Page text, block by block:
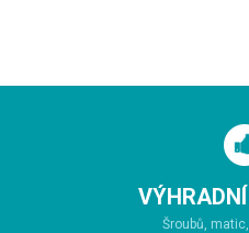
Šroubů,